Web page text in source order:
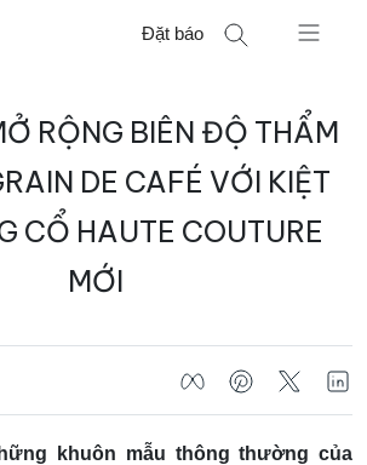
Đặt báo
RỘNG BIÊN ĐỘ THẨM
DE CAFÉ VỚI KIỆT
CỔ HAUTE COUTURE
MỚI
khuôn mẫu thông thường của